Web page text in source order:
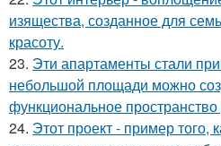
изящества, созданное для
красоту.
23. Эти апартаменты стали
небольшой площади можно
функциональное
24. Этот проект - пример того,